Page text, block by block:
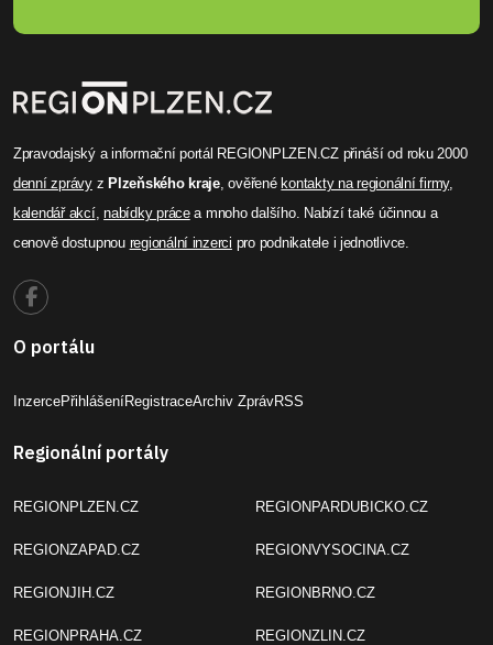
Zpravodajský a informační portál REGIONPLZEN.CZ přináší od roku 2000
denní zprávyz Plzeňského kraje, ověřené kontakty na regionální firmy,
kalendář akcí,nabídky prácea mnoho dalšího. Nabízí také účinnou a
cenově dostupnou regionální inzerci pro podnikatele i jednotlivce.
O portálu
InzercePřihlášeníRegistraceArchiv ZprávRSS
Regionální portály
REGIONPLZEN.CZ
REGIONZAPAD.CZ
REGIONJIH.CZ
REGIONPRAHA.CZ
REGIONPARDUBICKO.CZ
REGIONVYSOCINA.CZ
REGIONBRNO.CZ
REGIONZLIN.CZ